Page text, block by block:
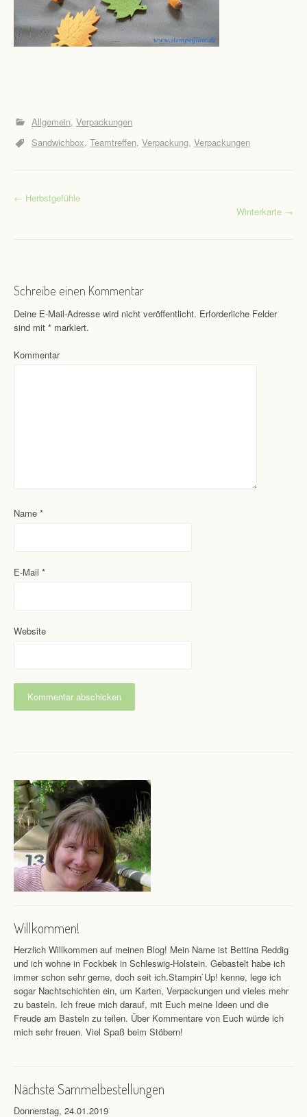
Allgemein Verpackungen
Sandwichbox Teamtreffen Verpackung Verpackungen
Post navigation
← Herbstgefühle
Winterkarte →
Schreibe einen Kommentar
Deine E-Mail-Adresse wird nicht veröffentlicht. Erforderliche Felder
sind mit * markiert.
Kommentar
Name *
E-Mail *
Website
Willkommen!
Herzlich Willkommen auf meinen Blog! Mein Name ist Bettina Reddig
und ich wohne in Fockbek in Schleswig-Holstein. Gebastelt habe ich
immer schon sehr gerne, doch seit ich.Stampin`Up! kenne, lege ich
sogar Nachtschichten ein, um Karten, Verpackungen und vieles mehr
zu basteln. Ich freue mich darauf, mit Euch meine Ideen und die
Freude am Basteln zu teilen. Über Kommentare von Euch würde ich
mich sehr freuen. Viel Spaß beim Stöbern!
Nächste Sammelbestellungen
Donnerstag, 24.01.2019